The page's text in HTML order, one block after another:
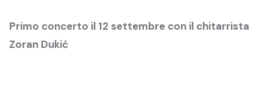
Primo concerto il 12 settembre con il chitarrista
Zoran Dukić